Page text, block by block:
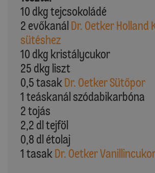
10 dkg tejcsokoládé
2 evőkanálDr. Oetker Holland
sütéshez
10 dkg kristálycukor
25 dkg liszt
0,5 tasak Dr. Oetker Sütőpor
1 teáskanál szódabikarbóna
2 tojás
2,2 dl tejföl
0,8 dl étolaj
1 tasak Dr. Oetker